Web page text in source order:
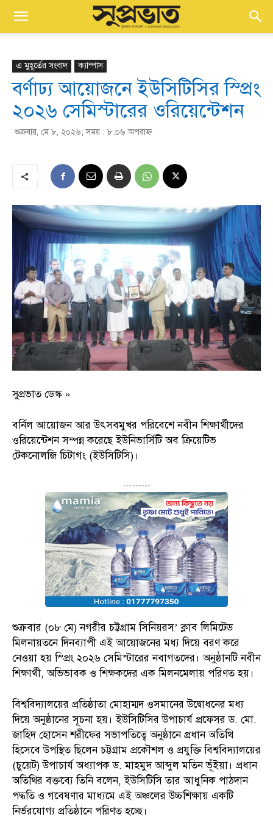
এ মুহূর্তের সংবাদ ক্যাম্পাস
বর্ণাঢ্য আয়োজনে ইউসিটিসির স্প্রিং
২০২৬ সেমিস্টারের ওরিয়েন্টেশন
শুক্রবার, মে ৮, ২০২৬; সময় : ৮:০৬ অপরাহ্ণ
সুপ্রভাত ডেস্ক »
বর্নিল আয়োজন আর উৎসবমুখর পরিবেশে নবীন শিক্ষার্থীদের
ওরিয়েন্টেশন সম্পন্ন করেছে ইউনিভার্সিটি অব ক্রিয়েটিভ
টেকনোলজি চিটাগং (ইউসিটিসি)।
---------
শুক্রবার (০৮ মে) নগরীর চট্টগ্রাম সিনিয়রস’ ক্লাব লিমিটেড
মিলনায়তনে দিনব্যাপী এই আয়োজনের মধ্য দিয়ে বরণ করে
নেওয়া হয় স্প্রিং ২০২৬ সেমিস্টারের নবাগতদের। অনুষ্ঠানটি নবীন
শিক্ষার্থী, অভিভাবক ও শিক্ষকদের এক মিলনমেলায় পরিণত হয়।
বিশ্ববিদ্যালয়ের প্রতিষ্ঠাতা মোহাম্মদ ওসমানের উদ্বোধনের মধ্য
দিয়ে অনুষ্ঠানের সূচনা হয়। ইউসিটিসির উপাচার্য প্রফেসর ড. মো.
জাহিদ হোসেন শরীফের সভাপতিত্বে অনুষ্ঠানে প্রধান অতিথি
হিসেবে উপস্থিত ছিলেন চট্টগ্রাম প্রকৌশল ও প্রযুক্তি বিশ্ববিদ্যালয়ের
(চুয়েট) উপাচার্য অধ্যাপক ড. মাহমুদ আব্দুল মতিন ভূঁইয়া। প্রধান
অতিথির বক্তব্যে তিনি বলেন, ইউসিটিসি তার আধুনিক পাঠদান
পদ্ধতি ও গবেষণার মাধ্যমে এই অঞ্চলের উচ্চশিক্ষায় একটি
নির্ভরযোগ্য প্রতিষ্ঠানে পরিণত হচ্ছে।